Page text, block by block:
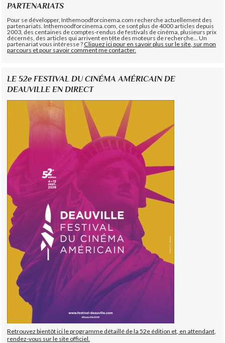
PARTENARIATS
Pour se développer, Inthemoodforcinema.com recherche actuellement des
partenariats. Inthemoodforcinema.com, ce sont plus de 4000 articles depuis
2003, des centaines de comptes-rendus de festivals de cinéma, plusieurs prix
décernés, des articles qui arrivent en tête des moteurs de recherche... Un
partenariat vous intéresse ?Cliquez ici pour en savoir plus sur le site, sur mon
parcours et pour savoir comment me contacter.
LE 52e FESTIVAL DU CINÉMA AMÉRICAIN DE
DEAUVILLE EN DIRECT
Retrouvez bientôt ici le programme détaillé de la 52e édition et, en attendant,
rendez-vous sur le site officiel.